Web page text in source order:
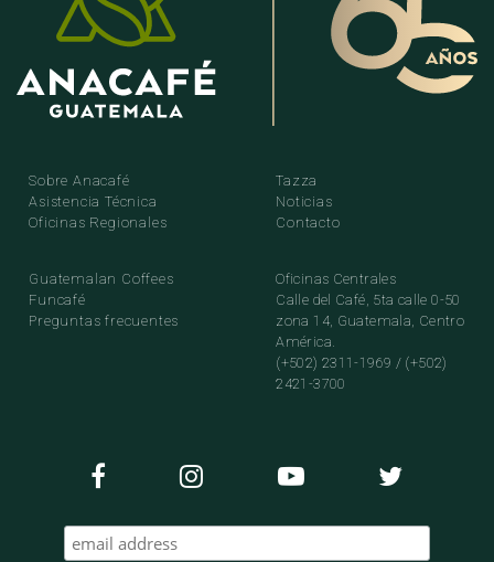
Sobre Anacafé
Asistencia Técnica
Oficinas Regionales
Tazza
Noticias
Contacto
Guatemalan Coffees
Funcafé
Preguntas frecuentes
Oficinas Centrales
Calle del Café, 5ta calle 0-50
zona 14, Guatemala, Centro
América.
(+502) 2311-1969 / (+502)
2421-3700